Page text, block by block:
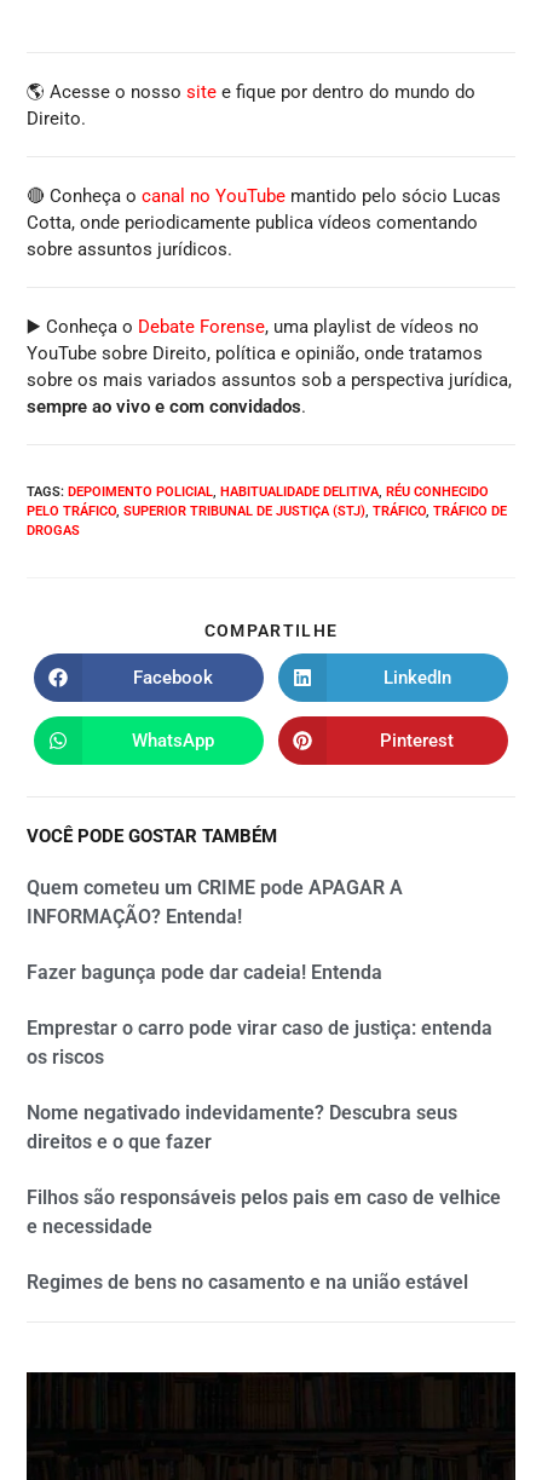
🌎 Acesse o nossosite e fique por dentro do mundo do
Direito.
🔴 Conheça ocanal no YouTube mantido pelo sócio Lucas
Cotta, onde periodicamente publica vídeos comentando
sobre assuntos jurídicos.
▶️ Conheça o Debate Forense, uma playlist de vídeos no
YouTube sobre Direito, política e opinião, onde tratamos
sobre os mais variados assuntos sob a perspectiva jurídica,
sempre ao vivo e com convidados.
TAGS: DEPOIMENTO POLICIAL, HABITUALIDADE DELITIVA, RÉU CONHECIDO
PELO TRÁFICO, SUPERIOR TRIBUNAL DE JUSTIÇA (STJ), TRÁFICO, TRÁFICO DE
DROGAS
COMPARTILHE
Facebook LinkedIn
WhatsApp Pinterest
VOCÊ PODE GOSTAR TAMBÉM
Quem cometeu um CRIME pode APAGAR A
INFORMAÇÃO? Entenda!
Fazer bagunça pode dar cadeia! Entenda
Emprestar o carro pode virar caso de justiça: entenda
os riscos
Nome negativado indevidamente? Descubra seus
direitos e o que fazer
Filhos são responsáveis pelos pais em caso de velhice
e necessidade
Regimes de bens no casamento e na união estável